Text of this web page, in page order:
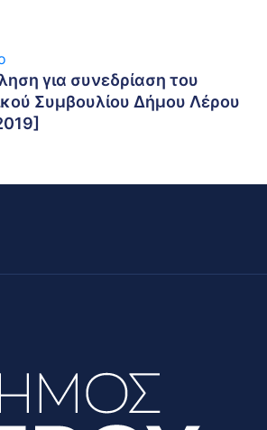
για συνεδρίαση του
Συμβουλίου Δήμου Λέρου